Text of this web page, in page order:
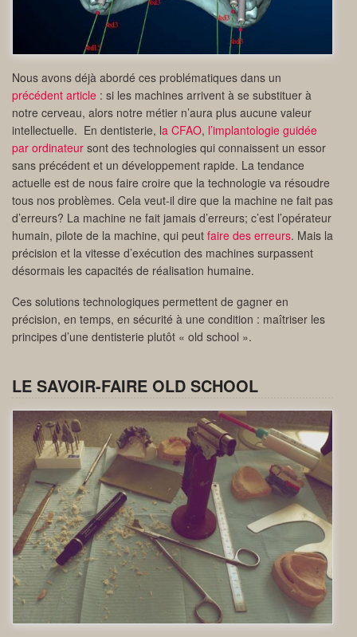
Nous avons déjà abordé ces problématiques dans un
précédent article : si les machines arrivent à se substituer à
notre cerveau, alors notre métier n’aura plus aucune valeur
intellectuelle. En dentisterie, la CFAO, l’implantologie guidée
par ordinateur sont des technologies qui connaissent un essor
sans précédent et un développement rapide. La tendance
actuelle est de nous faire croire que la technologie va résoudre
tous nos problèmes. Cela veut-il dire que la machine ne fait pas
d’erreurs? La machine ne fait jamais d’erreurs; c’est l’opérateur
humain, pilote de la machine, qui peut faire des erreurs. Mais la
précision et la vitesse d’exécution des machines surpassent
désormais les capacités de réalisation humaine.
Ces solutions technologiques permettent de gagner en
précision, en temps, en sécurité à une condition : maîtriser les
principes d’une dentisterie plutôt « old school ».
LE SAVOIR-FAIRE OLD SCHOOL